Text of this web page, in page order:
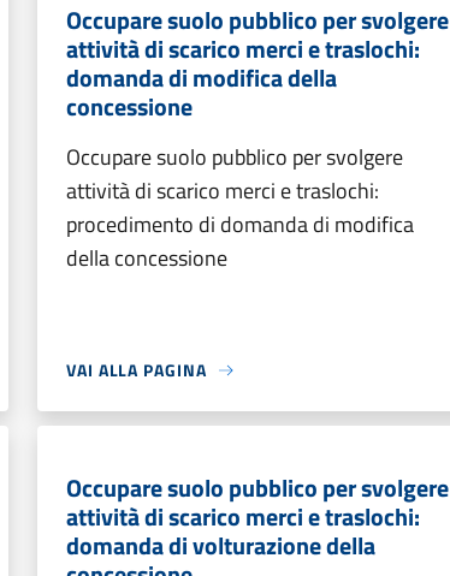
Occupare suolo pubblico per svolgere
attività di scarico merci e traslochi:
domanda di modifica della
concessione
Occupare suolo pubblico per svolgere
attività di scarico merci e traslochi:
procedimento di domanda di modifica
della concessione
VAI ALLA PAGINA
Occupare suolo pubblico per svolgere
attività di scarico merci e traslochi:
domanda di volturazione della